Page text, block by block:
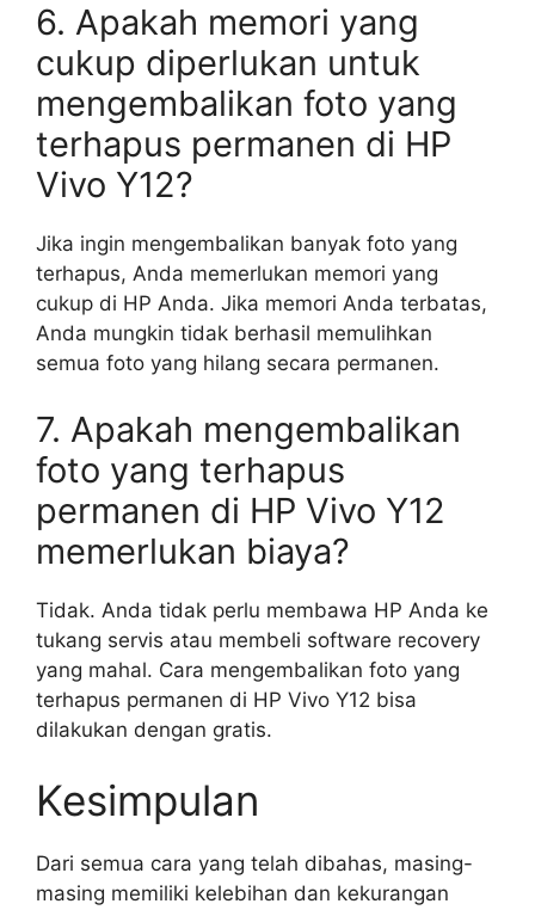
6. Apakah memori yang
cukup diperlukan untuk
mengembalikan foto yang
terhapus permanen di HP
Vivo Y12?
Jika ingin mengembalikan banyak foto yang
terhapus, Anda memerlukan memori yang
cukup di HP Anda. Jika memori Anda terbatas,
Anda mungkin tidak berhasil memulihkan
semua foto yang hilang secara permanen.
7. Apakah mengembalikan
foto yang terhapus
permanen di HP Vivo Y12
memerlukan biaya?
Tidak. Anda tidak perlu membawa HP Anda ke
tukang servis atau membeli software recovery
yang mahal. Cara mengembalikan foto yang
terhapus permanen di HP Vivo Y12 bisa
dilakukan dengan gratis.
Kesimpulan
Dari semua cara yang telah dibahas, masing-
masing memiliki kelebihan dan kekurangan